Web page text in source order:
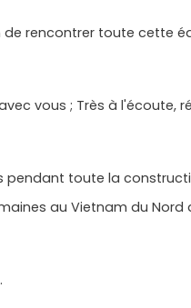
de rencontrer toute cette
vous ; Très à l'écoute,
pendant toute la
au Vietnam du Nord